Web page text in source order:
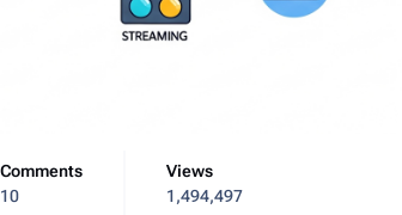
Comments
10
Views
1,494,497